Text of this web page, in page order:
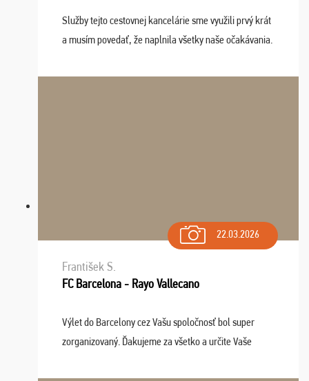
Služby tejto cestovnej kancelárie sme využili prvý krát
a musím povedať, že naplnila všetky naše očakávania.
dispozícii nonstop (milí, profesionálni ...
22.03.2026
František S.
FC Barcelona - Rayo Vallecano
Výlet do Barcelony cez Vašu spoločnosť bol super
zorganizovaný. Ďakujeme za všetko a určite Vaše